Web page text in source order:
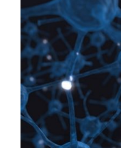
AGENDAMENTO